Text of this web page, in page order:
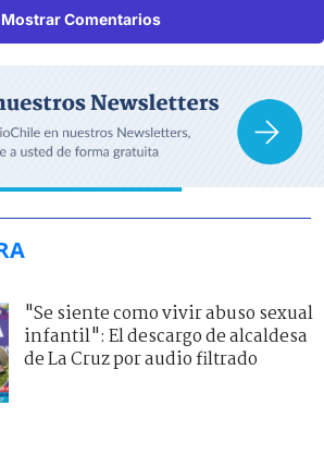
Mostrar Comentarios
"Se siente como vivir abuso sexual
infantil": El descargo de alcaldesa
de La Cruz por audio filtrado